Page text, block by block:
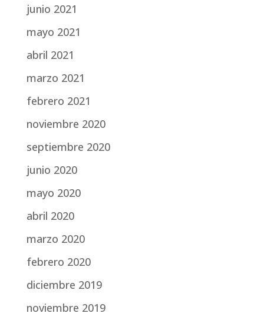
junio 2021
mayo 2021
abril 2021
marzo 2021
febrero 2021
noviembre 2020
septiembre 2020
junio 2020
mayo 2020
abril 2020
marzo 2020
febrero 2020
diciembre 2019
noviembre 2019